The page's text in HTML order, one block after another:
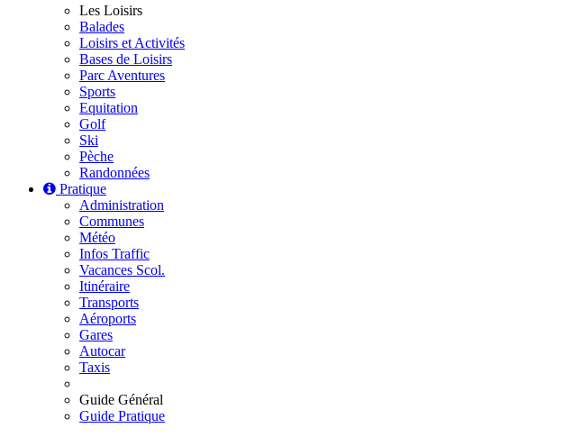
Les Loisirs
Balades
Loisirs et Activités
Bases de Loisirs
Parc Aventures
Sports
Equitation
Golf
Ski
Pèche
Randonnées
Pratique
Administration
Communes
Météo
Infos Traffic
Vacances Scol.
Itinéraire
Transports
Aéroports
Gares
Autocar
Taxis
Guide Général
Guide Pratique